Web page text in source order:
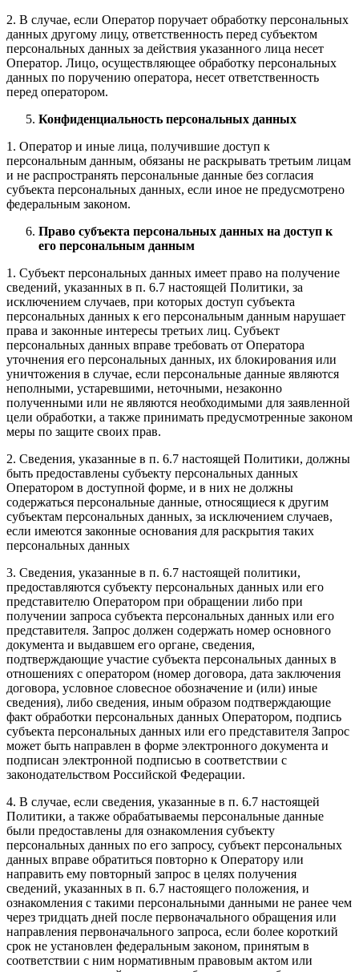
2. В случае, если Оператор поручает обработку персональных
данных другому лицу, ответственность перед субъектом
персональных данных за действия указанного лица несет
Оператор. Лицо, осуществляющее обработку персональных
данных по поручению оператора, несет ответственность
перед оператором.
Конфиденциальность персональных данных
1. Оператор и иные лица, получившие доступ к
персональным данным, обязаны не раскрывать третьим лицам
и не распространять персональные данные без согласия
субъекта персональных данных, если иное не предусмотрено
федеральным законом.
Право субъекта персональных данных на доступ к
его персональным данным
1. Субъект персональных данных имеет право на получение
сведений, указанных в п. 6.7 настоящей Политики, за
исключением случаев, при которых доступ субъекта
персональных данных к его персональным данным нарушает
права и законные интересы третьих лиц. Субъект
персональных данных вправе требовать от Оператора
уточнения его персональных данных, их блокирования или
уничтожения в случае, если персональные данные являются
неполными, устаревшими, неточными, незаконно
полученными или не являются необходимыми для заявленной
цели обработки, а также принимать предусмотренные законом
меры по защите своих прав.
2. Сведения, указанные в п. 6.7 настоящей Политики, должны
быть предоставлены субъекту персональных данных
Оператором в доступной форме, и в них не должны
содержаться персональные данные, относящиеся к другим
субъектам персональных данных, за исключением случаев,
если имеются законные основания для раскрытия таких
персональных данных
3. Сведения, указанные в п. 6.7 настоящей политики,
предоставляются субъекту персональных данных или его
представителю Оператором при обращении либо при
получении запроса субъекта персональных данных или его
представителя. Запрос должен содержать номер основного
документа и выдавшем его органе, сведения,
подтверждающие участие субъекта персональных данных в
отношениях с оператором (номер договора, дата заключения
договора, условное словесное обозначение и (или) иные
сведения), либо сведения, иным образом подтверждающие
факт обработки персональных данных Оператором, подпись
субъекта персональных данных или его представителя Запрос
может быть направлен в форме электронного документа и
подписан электронной подписью в соответствии с
законодательством Российской Федерации.
4. В случае, если сведения, указанные в п. 6.7 настоящей
Политики, а также обрабатываемы персональные данные
были предоставлены для ознакомления субъекту
персональных данных по его запросу, субъект персональных
данных вправе обратиться повторно к Оператору или
направить ему повторный запрос в целях получения
сведений, указанных в п. 6.7 настоящего положения, и
ознакомления с такими персональными данными не ранее чем
через тридцать дней после первоначального обращения или
направления первоначального запроса, если более короткий
срок не установлен федеральным законом, принятым в
соответствии с ним нормативным правовым актом или